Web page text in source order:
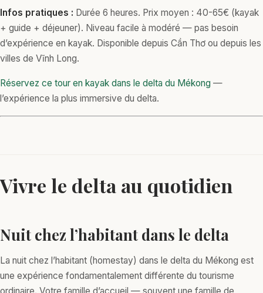
Infos pratiques : Durée 6 heures. Prix moyen : 40-65€ (kayak
+ guide + déjeuner). Niveau facile à modéré — pas besoin
d’expérience en kayak. Disponible depuis Cần Thơ ou depuis les
villes de Vĩnh Long.
Réservez ce tour en kayak dans le delta du Mékong —
l’expérience la plus immersive du delta.
Vivre le delta au quotidien
Nuit chez l’habitant dans le delta
La nuit chez l’habitant (homestay) dans le delta du Mékong est
une expérience fondamentalement différente du tourisme